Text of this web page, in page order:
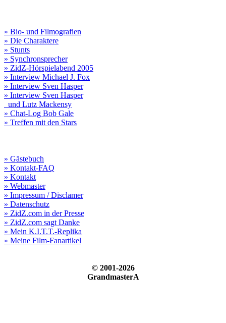
» Bio- und Filmografien
» Die Charaktere
» Stunts
» Synchronsprecher
» ZidZ-Hörspielabend 2005
» Interview Michael J. Fox
» Interview Sven Hasper
» Interview Sven Hasper
und Lutz Mackensy
» Chat-Log Bob Gale
» Treffen mit den Stars
» Gästebuch
» Kontakt-FAQ
» Kontakt
» Webmaster
» Impressum / Disclamer
» Datenschutz
» ZidZ.com in der Presse
» ZidZ.com sagt Danke
» Mein K.I.T.T.-Replika
» Meine Film-Fanartikel
© 2001-2026
GrandmasterA